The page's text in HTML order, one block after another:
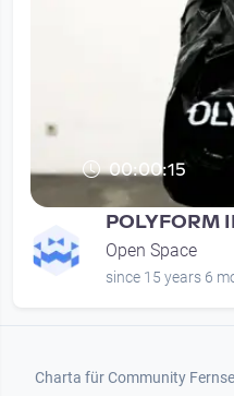
00:00:15
POLYFORM
Open Space
since 15 years 6
Footer 1
Charta für Community